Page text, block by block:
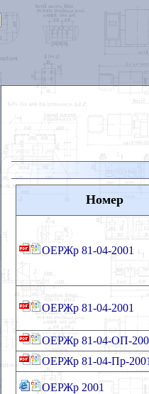
Номер
ОЕРЖр 81-04-2001
ОЕРЖр 81-04-2001
ОЕРЖр 81-04-ОП-
ОЕРЖр 81-04-Пр-
ОЕРЖр 2001